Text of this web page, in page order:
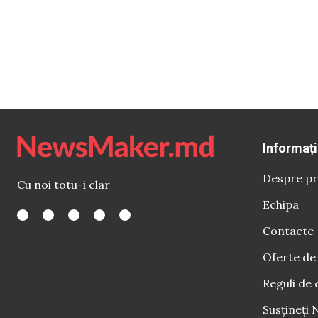
Cu noi totu-i clar
Despre
Echipa
Contacte
Oferte
Reguli de
Susțineți